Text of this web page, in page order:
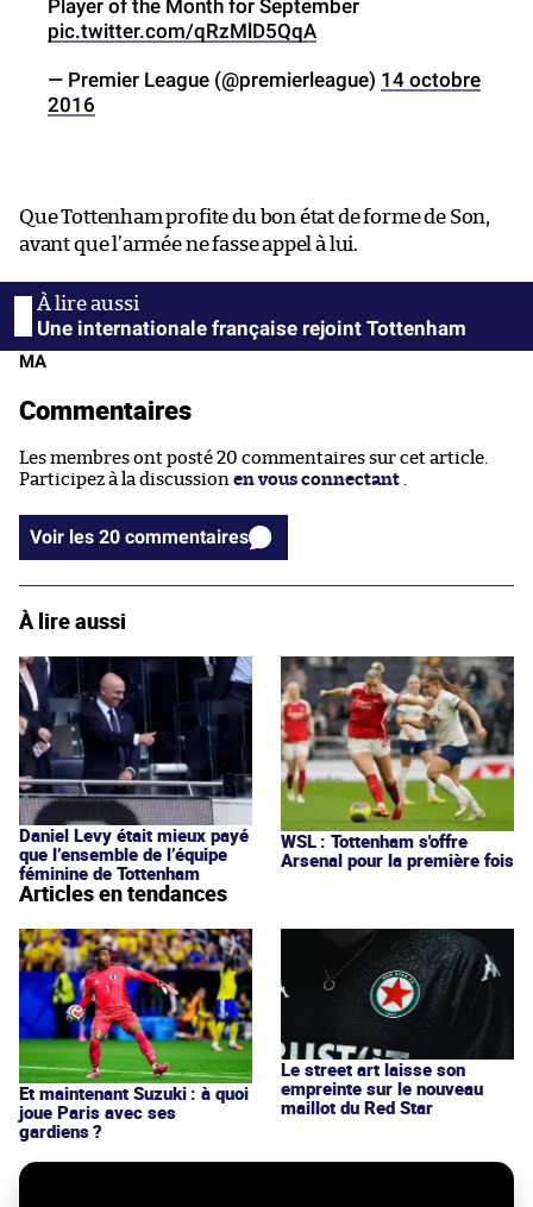
Player of the Month for September
pic.twitter.com/qRzMlD5QqA
— Premier League (@premierleague) 14 octobre
2016
Que Tottenham profite du bon état de forme de Son,
avant que l’armée ne fasse appel à lui.
Une internationale française rejoint Tottenham
MA
Commentaires
Les membres ont posté 20 commentaires sur cet article.
Participez à la discussion en vous connectant
Voir les 20 commentaires
À lire aussi
Daniel Levy était mieux payé
que l’ensemble de l’équipe
féminine de Tottenham
WSL : Tottenham s'offre
Arsenal pour la première fois
Articles en tendances
Et maintenant Suzuki : à quoi
joue Paris avec ses
gardiens ?
Le street art laisse son
empreinte sur le nouveau
maillot du Red Star